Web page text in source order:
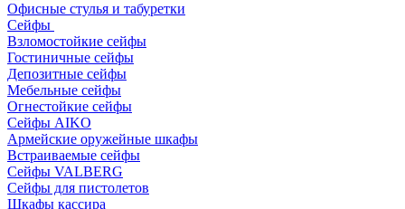
Офисные стулья и табуретки
Сейфы
Взломостойкие сейфы
Гостиничные сейфы
Депозитные сейфы
Мебельные сейфы
Огнестойкие сейфы
Сейфы AIKO
Армейские оружейные шкафы
Встраиваемые сейфы
Сейфы VALBERG
Сейфы для пистолетов
Шкафы кассира